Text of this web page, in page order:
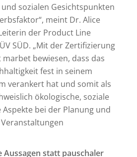
sozialen Gesichtspunkten
meint Dr. Alice
der Product Line
SÜD. „Mit der Zertifizierung
marbet bewiesen, dass das
fest in seinem
verankert hat und somit als
ökologische, soziale
bei der Planung und
statt pauschaler